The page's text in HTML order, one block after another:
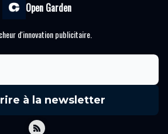
Open Garden
d'innovation publicitaire.